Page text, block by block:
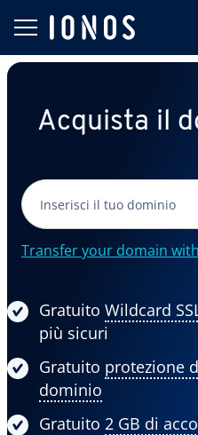
Acquista il
Transfer your domain
Gratuito Wildcard
più sicuri
Gratuito protezione
dominio
Gratuito 2 GB di